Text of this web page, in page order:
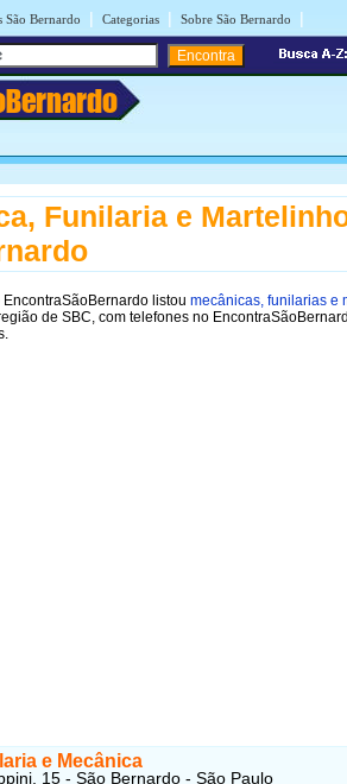
São Bernardo | Categorias | Sobre São Bernardo |
Funilaria e
listou mecânicas, funilarias e
de SBC, com telefones no
e Mecânica
15 - São Bernardo - São Paulo